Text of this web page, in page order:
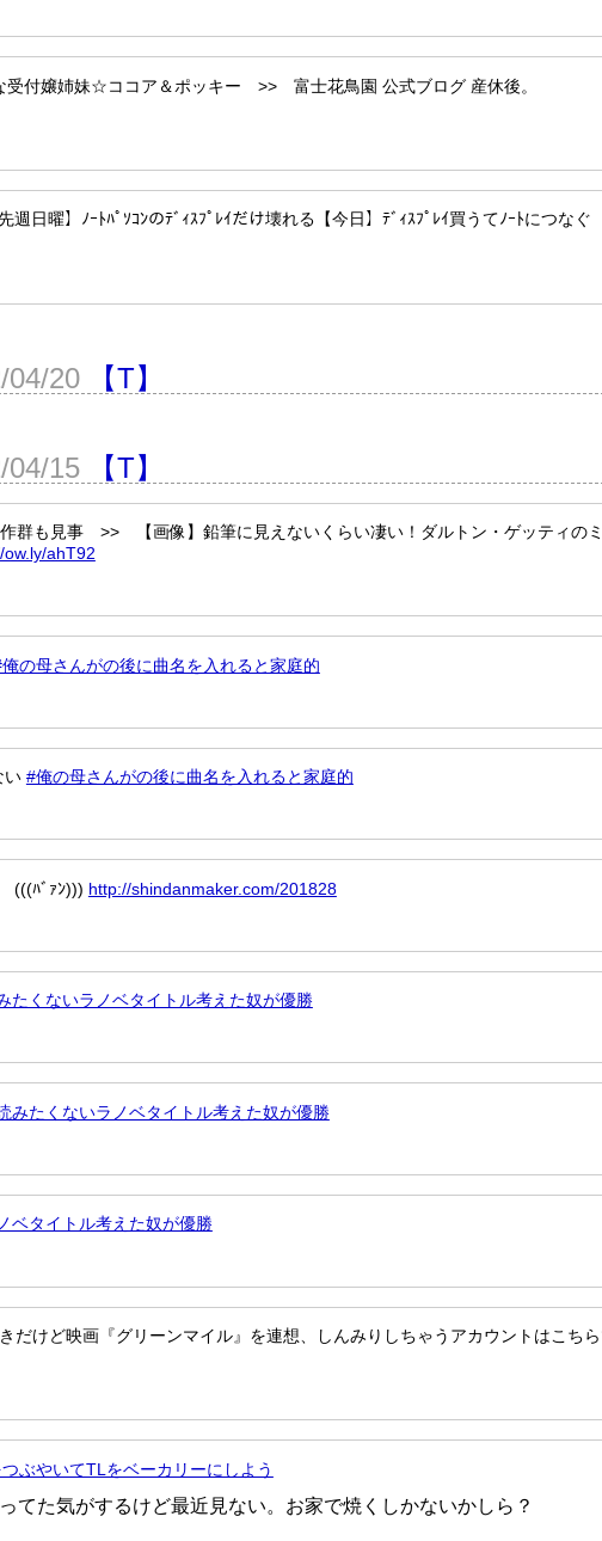
付嬢姉妹☆ココア＆ポッキー >> 富士花鳥園 公式ブログ 産休後。
曜】ﾉｰﾄﾊﾟｿｺﾝのﾃﾞｨｽﾌﾟﾚｲだけ壊れる【今日】ﾃﾞｨｽﾌﾟﾚｲ買うてﾉｰﾄにつな
04/20 【T】
04/15 【T】
も見事 >> 【画像】鉛筆に見えないくらい凄い！ダルトン・ゲッティの
ow.ly/ahT92
の母さんがの後に曲名を入れると家庭的
い #俺の母さんがの後に曲名を入れると家庭的
ﾊﾞｧﾝ))) http://shindanmaker.com/201828
たくないラノベタイトル考えた奴が優勝
みたくないラノベタイトル考えた奴が優勝
ベタイトル考えた奴が優勝
けど映画『グリーンマイル』を連想、しんみりしちゃうアカウントはこち
ぶやいてTLをベーカリーにしよう
てた気がするけど最近見ない。お家で焼くしかないかしら？